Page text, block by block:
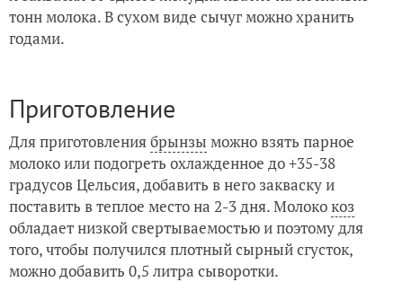
тонн молока. В сухом виде сычуг можно хранить
годами.
Приготовление
Для приготовлениябрынзы можно взять парное
молоко или подогреть охлажденное до +35-38
градусов Цельсия, добавить в него закваску и
поставить в теплое место на 2-3 дня. Молококоз
обладает низкой свертываемостью и поэтому для
того, чтобы получился плотный сырный сгусток,
можно добавить 0,5 литра сыворотки.